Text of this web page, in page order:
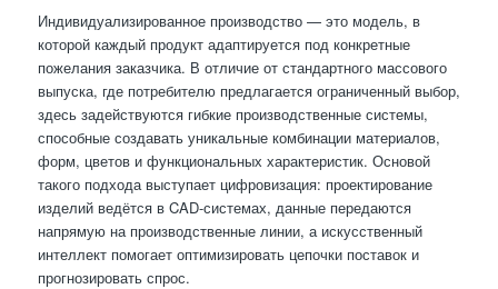
Индивидуализированное производство — это модель, в
которой каждый продукт адаптируется под конкретные
пожелания заказчика. В отличие от стандартного массового
выпуска, где потребителю предлагается ограниченный выбор,
здесь задействуются гибкие производственные системы,
способные создавать уникальные комбинации материалов,
форм, цветов и функциональных характеристик. Основой
такого подхода выступает цифровизация: проектирование
изделий ведётся в CAD-системах, данные передаются
напрямую на производственные линии, а искусственный
интеллект помогает оптимизировать цепочки поставок и
прогнозировать спрос.